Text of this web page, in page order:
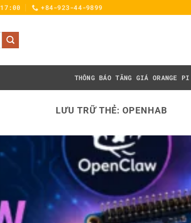
+84-923-44-9899
THÔNG BÁO TĂNG GIÁ ORANGE
LƯU TRỮ THẺ:OPENHAB